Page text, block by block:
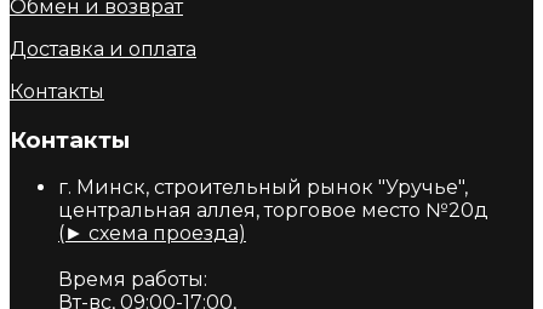
Обмен и возврат
Доставка и оплата
Контакты
Контакты
г. Минск, строительный рынок "Уручье",
центральная аллея, торговое место №20д
(► схема проезда)
Время работы:
Вт-вс, 09:00-17:00,